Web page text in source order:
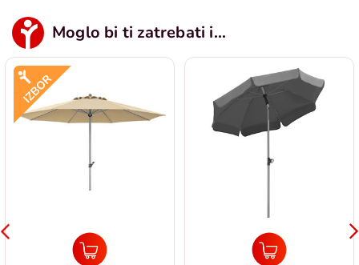
Moglo bi ti zatrebati i...